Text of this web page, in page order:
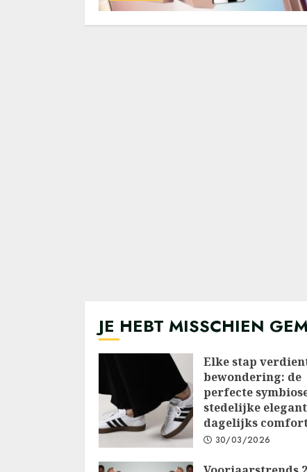
JE HEBT MISSCHIEN
Elke stap
bewondering: de
perfecte
stedelijke
dagelijks
30/03/2026